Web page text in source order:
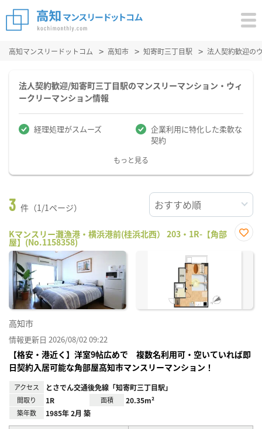
高知マンスリードットコム 高知市 知寄町三丁目駅 法人契約歓迎の
法人契約歓迎/知寄町三丁目駅のマンスリーマンション・ウィ
ークリーマンション情報
経理処理がスムーズ
企業利用に特化した柔軟な
契約
もっと見る
3 件（1/1ページ）
Kマンスリー灘漁港・横浜港前(桂浜北西） 203・1R-【角部
屋】(No.1158358)
に入
高知市
情報更新日 2026/08/02 09:22
【格安・港近く】洋室9帖広めで 複数名利用可・空いていれば即
日契約入居可能な角部屋高知市マンスリーマンション！
アクセス とさでん交通後免線「知寄町三丁目駅」
間取り 1R 面積 20.35m²
築年数 1985年 2月 築